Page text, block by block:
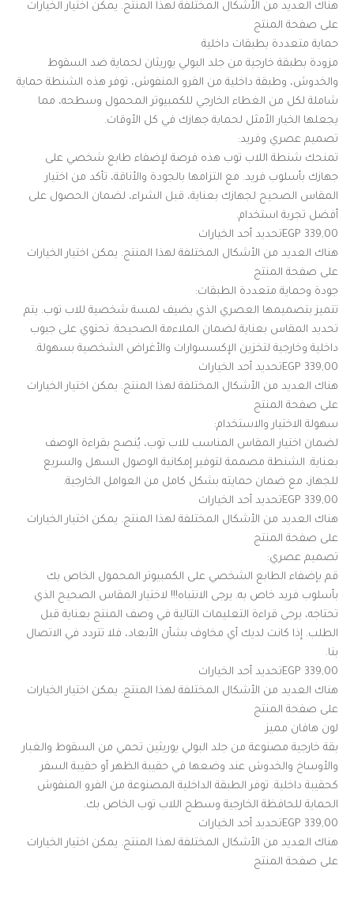
هناك العديد من الأشكال المختلفة لهذا المنتج. يمكن اختيار الخيارات
على صفحة المنتج
حماية متعددة بطبقات داخلية
مزودة بطبقة خارجية من جلد البولي يوريثان لحماية ضد السقوط
والخدوش، وطبقة داخلية من الفرو المنفوش، توفر هذه الشنطة حماية
شاملة لكل من الغطاء الخارجي للكمبيوتر المحمول وسطحه، مما
يجعلها الخيار الأمثل لحماية جهازك في كل الأوقات.
تصميم عصري وفريد:
تمنحك شنطة اللاب توب هذه فرصة لإضفاء طابع شخصي على
جهازك بأسلوب فريد. مع التزامها بالجودة والأناقة، تأكد من اختيار
المقاس الصحيح لجهازك بعناية، قبل الشراء، لضمان الحصول على
أفضل تجربة استخدام.
339,00 EGPتحديد أحد الخيارات
هناك العديد من الأشكال المختلفة لهذا المنتج. يمكن اختيار الخيارات
على صفحة المنتج
جودة وحماية متعددة الطبقات:
تتميز بتصميمها العصري الذي يضيف لمسة شخصية للاب توب. يتم
تحديد المقاس بعناية لضمان الملاءمة الصحيحة. تحتوي على جيوب
داخلية وخارجية لتخزين الإكسسوارات والأغراض الشخصية بسهولة.
339,00 EGPتحديد أحد الخيارات
هناك العديد من الأشكال المختلفة لهذا المنتج. يمكن اختيار الخيارات
على صفحة المنتج
سهولة الاختيار والاستخدام:
لضمان اختيار المقاس المناسب للاب توب، يُنصح بقراءة الوصف
بعناية. الشنطة مصممة لتوفير إمكانية الوصول السهل والسريع
للجهاز، مع ضمان حمايته بشكل كامل من العوامل الخارجية.
339,00 EGPتحديد أحد الخيارات
هناك العديد من الأشكال المختلفة لهذا المنتج. يمكن اختيار الخيارات
على صفحة المنتج
تصميم عصري:
قم بإضفاء الطابع الشخصي على الكمبيوتر المحمول الخاص بك
بأسلوب فريد خاص به. يرجى الانتباه!!! لاختيار المقاس الصحيح الذي
تحتاجه، يرجى قراءة التعليمات التالية في وصف المنتج بعناية قبل
الطلب. إذا كانت لديك أي مخاوف بشأن الأبعاد، فلا تتردد في الاتصال
بنا.
339,00 EGPتحديد أحد الخيارات
هناك العديد من الأشكال المختلفة لهذا المنتج. يمكن اختيار الخيارات
على صفحة المنتج
لون هافان مميز
بقة خارجية مصنوعة من جلد البولي يوريثين تحمي من السقوط والغبار
والأوساخ والخدوش عند وضعها في حقيبة الظهر أو حقيبة السفر
كحقيبة داخلية. توفر الطبقة الداخلية المصنوعة من الفرو المنفوش
الحماية للحافظة الخارجية وسطح اللاب توب الخاص بك.
339,00 EGPتحديد أحد الخيارات
هناك العديد من الأشكال المختلفة لهذا المنتج. يمكن اختيار الخيارات
على صفحة المنتج